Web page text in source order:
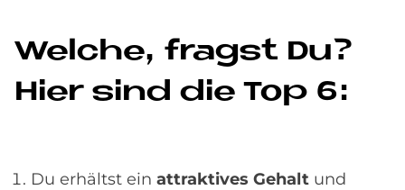
Wel­che, fragst Du?
Hier sind die Top 6:
Du erhältst ein attraktives Gehalt und